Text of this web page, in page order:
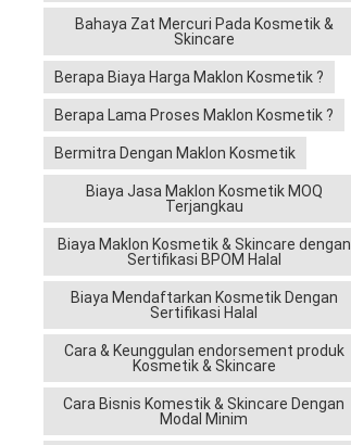
Bahaya Zat Mercuri Pada Kosmetik &
Skincare
Berapa Biaya Harga Maklon Kosmetik ?
Berapa Lama Proses Maklon Kosmetik ?
Bermitra Dengan Maklon Kosmetik
Biaya Jasa Maklon Kosmetik MOQ
Terjangkau
Biaya Maklon Kosmetik & Skincare dengan
Sertifikasi BPOM Halal
Biaya Mendaftarkan Kosmetik Dengan
Sertifikasi Halal
Cara & Keunggulan endorsement produk
Kosmetik & Skincare
Cara Bisnis Komestik & Skincare Dengan
Modal Minim